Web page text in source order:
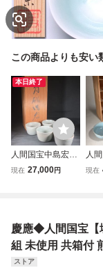
この商品よりも安い
本日終了
人間国宝中島宏
造 青磁湯呑 五
現在 27,000円
人
造
現在
慶應◆人間国宝【
組 未使用 共箱付
ストア